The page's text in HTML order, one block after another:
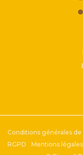
Conditions générales
RGPD
Mentions légales